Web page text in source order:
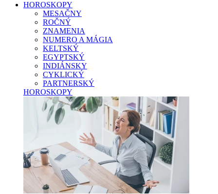
HOROSKOPY
MESAČNY
ROČNÝ
ZNAMENIA
NUMERO A MÁGIA
KELTSKÝ
EGYPTSKÝ
INDIÁNSKY
CYKLICKÝ
PARTNERSKÝ
HOROSKOPY